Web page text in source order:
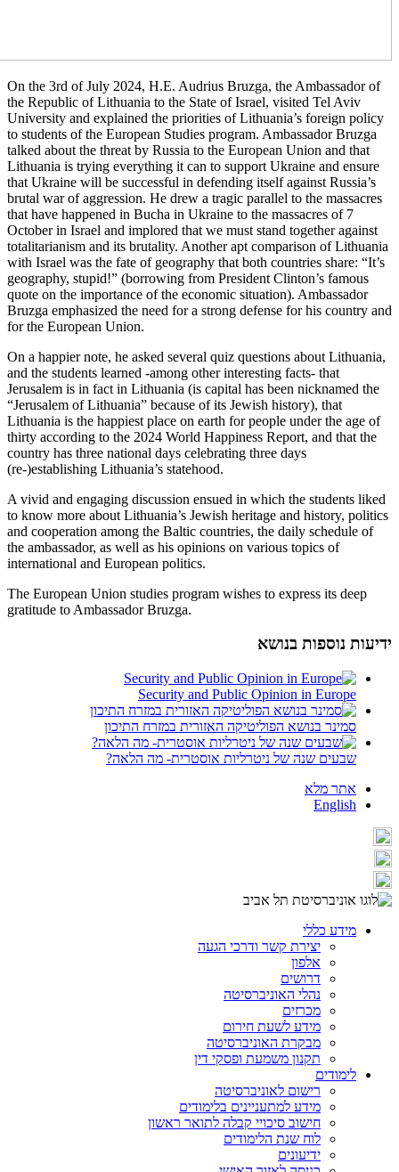
On the 3rd of July 2024, H.E. Audrius Bruzga, the Ambassador of
the Republic of Lithuania to the State of Israel, visited Tel Aviv
University and explained the priorities of Lithuania’s foreign policy
to students of the European Studies program. Ambassador Bruzga
talked about the threat by Russia to the European Union and that
Lithuania is trying everything it can to support Ukraine and ensure
that Ukraine will be successful in defending itself against Russia’s
brutal war of aggression. He drew a tragic parallel to the massacres
that have happened in Bucha in Ukraine to the massacres of 7
October in Israel and implored that we must stand together against
totalitarianism and its brutality. Another apt comparison of Lithuania
with Israel was the fate of geography that both countries share: “It’s
geography, stupid!” (borrowing from President Clinton’s famous
quote on the importance of the economic situation). Ambassador
Bruzga emphasized the need for a strong defense for his country and
for the European Union.
On a happier note, he asked several quiz questions about Lithuania,
and the students learned -among other interesting facts- that
Jerusalem is in fact in Lithuania (is capital has been nicknamed the
“Jerusalem of Lithuania” because of its Jewish history), that
Lithuania is the happiest place on earth for people under the age of
thirty according to the 2024 World Happiness Report, and that the
country has three national days celebrating three days
(re-)establishing Lithuania’s statehood.
A vivid and engaging discussion ensued in which the students liked
to know more about Lithuania’s Jewish heritage and history, politics
and cooperation among the Baltic countries, the daily schedule of
the ambassador, as well as his opinions on various topics of
international and European politics.
The European Union studies program wishes to express its deep
gratitude to Ambassador Bruzga.
ידיעות נוספות בנושא
Security and Public Opinion in Europe
סמינר בנושא הפוליטיקה האזורית במזרח התיכון
שבעים שנה של ניטרליות אוסטרית- מה הלאה?
אתר מלא
English
מידע כללי
יצירת קשר ודרכי הגעה
אלפון
דרושים
נהלי האוניברסיטה
מכרזים
מידע לשעת חירום
מבקרת האוניברסיטה
תקנון משמעת ופסקי דין
לימודים
רישום לאוניברסיטה
מידע למתעניינים בלימודים
חישוב סיכויי קבלה לתואר ראשון
לוח שנת הלימודים
ידיעונים